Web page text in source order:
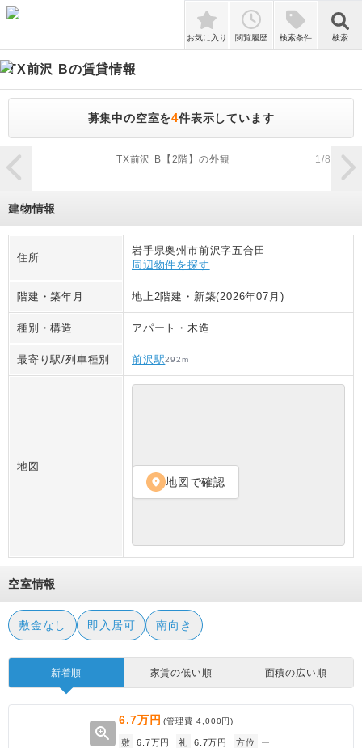
検索
お気に入り 閲覧履歴 検索条件 検索
TX前沢 Bの賃貸情報
募集中の空室を4件表示しています
zoom_in
TX前沢 B【2階】の外観 1/8
建物情報
住所
岩手県奥州市前沢字五合田
周辺物件を探す
階建・築年月 地上2階建 ・ 新築(2026年07月)
種別・構造 アパート ・ 木造
最寄り駅/列車種別 前沢駅292m
地図
location_on 地図で確認
空室情報
敷金なし 即入居可 南向き
新着順 家賃の低い順 面積の広い順
zoom_in
6.7万円 (管理費4,000円)
敷 6.7万円 礼 6.7万円 方位 ー